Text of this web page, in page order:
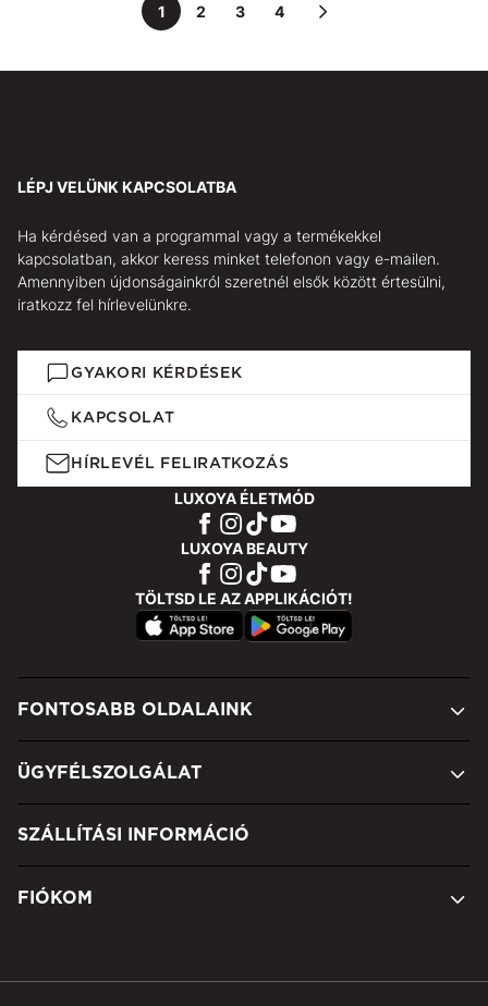
1 2 3 4
LÉPJ VELÜNK KAPCSOLATBA
Ha kérdésed van a programmal vagy a termékekkel
kapcsolatban, akkor keress minket telefonon vagy e-mailen.
Amennyiben újdonságainkról szeretnél elsők között értesülni,
iratkozz fel hírlevelünkre.
GYAKORI KÉRDÉSEK
KAPCSOLAT
HÍRLEVÉL FELIRATKOZÁS
LUXOYA ÉLETMÓD
LUXOYA BEAUTY
TÖLTSD LE AZ APPLIKÁCIÓT!
FONTOSABB OLDALAINK
ÜGYFÉLSZOLGÁLAT
SZÁLLÍTÁSI INFORMÁCIÓ
FIÓKOM